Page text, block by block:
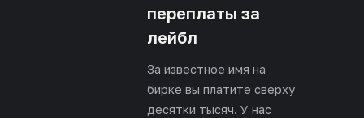
переплаты за
лейбл
За известное имя на
бирке вы платите сверху
десятки тысяч. У нас